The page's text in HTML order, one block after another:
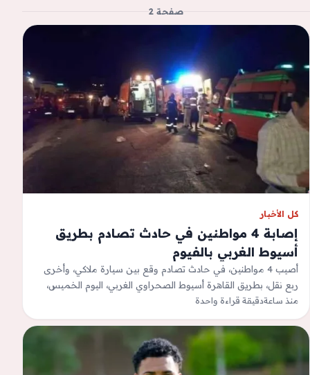
صفحة 2
كل الأخبار
إصابة 4 مواطنين في حادث تصادم بطريق
أسيوط الغربي بالفيوم
أصيب 4 مواطنين، في حادث تصادم وقع بين سيارة ملاكي، وأخرى
ربع نقل، بطريق القاهرة أسيوط الصحراوي الغربي، اليوم الخميس،
وتم نقل…
منذ ساعةدقيقة قراءة واحدة